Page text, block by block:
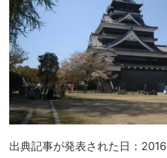
出典記事が発表された日：